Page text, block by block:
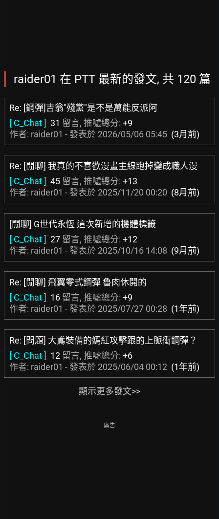
raider01 在 PTT 最新的發文, 共 120 篇
Re: [鋼彈]吉翁"殘黨"是不是萬能反派阿
[ C_Chat ] 31 留言, 推噓總分: +9
作者: raider01 - 發表於 2026/05/06 05:45 (3月前)
Re: [閒聊] 我真的不喜歡漫畫主線跑掉變成職人漫
[ C_Chat ] 45 留言, 推噓總分: +13
作者: raider01 - 發表於 2025/11/20 00:20 (8月前)
[閒聊] G世代永恆 這次新增的機體標籤
[ C_Chat ] 27 留言, 推噓總分: +12
作者: raider01 - 發表於 2025/10/16 14:08 (9月前)
Re: [閒聊] 飛翼零式鋼彈 魯肉休開的
[ C_Chat ] 16 留言, 推噓總分: +9
作者: raider01 - 發表於 2025/07/27 00:28 (1年前)
Re: [問題] 大鳶裝備的嫣紅攻擊跟的上脈衝鋼彈？
[ C_Chat ] 12 留言, 推噓總分: +6
作者: raider01 - 發表於 2025/06/04 00:12 (1年前)
顯示更多發文>>
廣告